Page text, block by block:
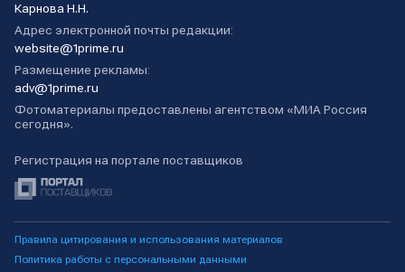
Карнова Н.Н.
Адрес электронной почты редакции:
website@1prime.ru
Размещение рекламы:
adv@1prime.ru
Фотоматериалы предоставлены агентством «МИА Россия
сегодня».
Регистрация на портале поставщиков
Правила цитирования и использования материалов
Политика работы с персональными данными